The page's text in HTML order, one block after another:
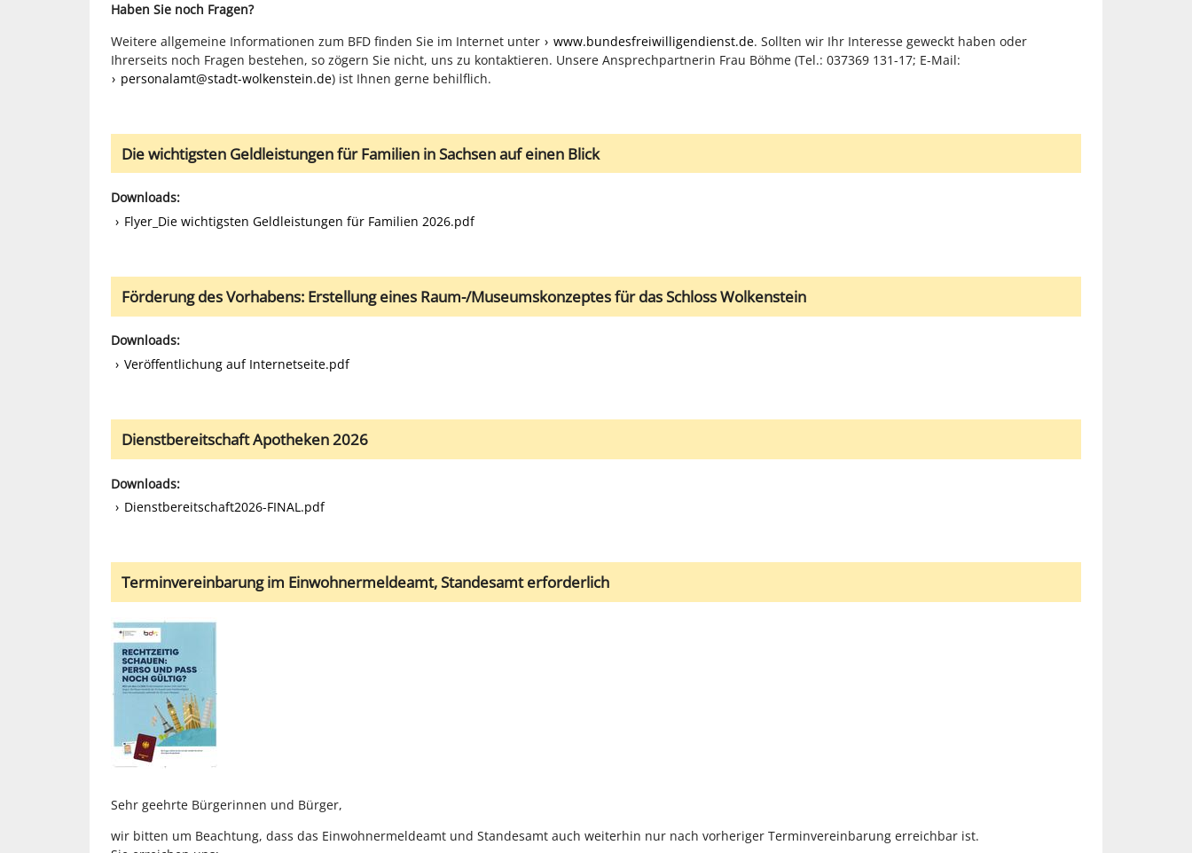
Haben Sie noch Fragen?
Weitere allgemeine Informationen zum BFD finden Sie im Internet unter
www.bundesfreiwilligendienst.de. Sollten wir Ihr Interesse geweckt haben oder
Ihrerseits noch Fragen bestehen, so zögern Sie nicht, uns zu kontaktieren. Unsere Ansprechpartnerin Frau Böhme (Tel.: 037369 131-17; E-Mail:
personalamt@stadt-wolkenstein.de) ist Ihnen gerne behilflich.
Die wichtigsten Geldleistungen für Familien in Sachsen auf einen Blick
Downloads:
Flyer_Die wichtigsten Geldleistungen für Familien 2026.pdf
Förderung des Vorhabens: Erstellung eines Raum-/Museumskonzeptes für das Schloss Wolkenstein
Downloads:
Veröffentlichung auf Internetseite.pdf
Dienstbereitschaft Apotheken 2026
Downloads:
Dienstbereitschaft2026-FINAL.pdf
Terminvereinbarung im Einwohnermeldeamt, Standesamt erforderlich
Sehr geehrte Bürgerinnen und Bürger,
wir bitten um Beachtung, dass das Einwohnermeldeamt und Standesamt auch weiterhin nur nach vorheriger Terminvereinbarung erreichbar ist.